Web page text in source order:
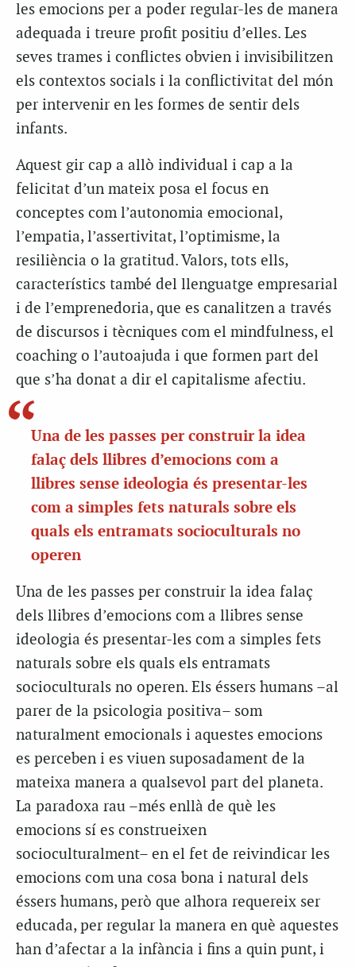
les emocions per a poder regular-les de manera
adequada i treure profit positiu d’elles. Les
seves trames i conflictes obvien i invisibilitzen
els contextos socials i la conflictivitat del món
per intervenir en les formes de sentir dels
infants.
Aquest gir cap a allò individual i cap a la
felicitat d’un mateix posa el focus en
conceptes com l’autonomia emocional,
l’empatia, l’assertivitat, l’optimisme, la
resiliència o la gratitud. Valors, tots ells,
característics també del llenguatge empresarial
i de l’emprenedoria, que es canalitzen a través
de discursos i tècniques com el mindfulness, el
coaching o l’autoajuda i que formen part del
que s’ha donat a dir el capitalisme afectiu.
Una de les passes per construir la idea
falaç dels llibres d’emocions com a
llibres sense ideologia és presentar-les
com a simples fets naturals sobre els
quals els entramats socioculturals no
operen
Una de les passes per construir la idea falaç
dels llibres d’emocions com a llibres sense
ideologia és presentar-les com a simples fets
naturals sobre els quals els entramats
socioculturals no operen. Els éssers humans –al
parer de la psicologia positiva– som
naturalment emocionals i aquestes emocions
es perceben i es viuen suposadament de la
mateixa manera a qualsevol part del planeta.
La paradoxa rau –més enllà de què les
emocions sí es construeixen
socioculturalment– en el fet de reivindicar les
emocions com una cosa bona i natural dels
éssers humans, però que alhora requereix ser
educada, per regular la manera en què aquestes
han d’afectar a la infància i fins a quin punt, i